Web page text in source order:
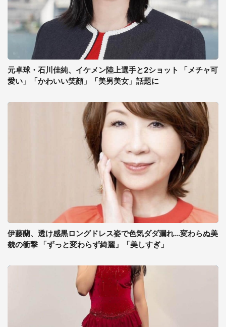
元卓球・石川佳純、イケメン陸上選手と2ショット 「メチャ可
愛い」「かわいい笑顔」「美男美女」話題に
伊藤蘭、透け感黒ロングドレス姿で色気ダダ漏れ...変わらぬ美
貌の衝撃 「ずっと変わらず綺麗」「美しすぎ」